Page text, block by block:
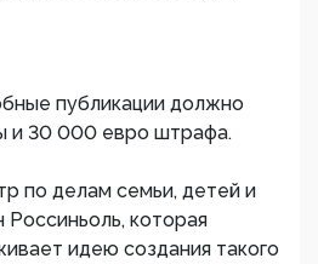
публикации должно
и 30 000 евро штрафа.
по делам семьи, детей и
которая
идею создания такого